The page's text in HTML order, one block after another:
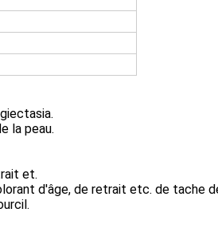
la peau.
et.
d'âge, de retrait etc. de tache